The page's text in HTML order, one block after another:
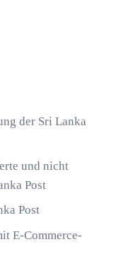
der Sri Lanka
und nicht
Post
Post
E-Commerce-